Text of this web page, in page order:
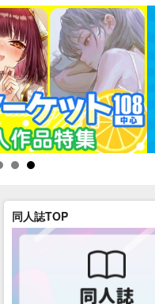
同人誌TOP